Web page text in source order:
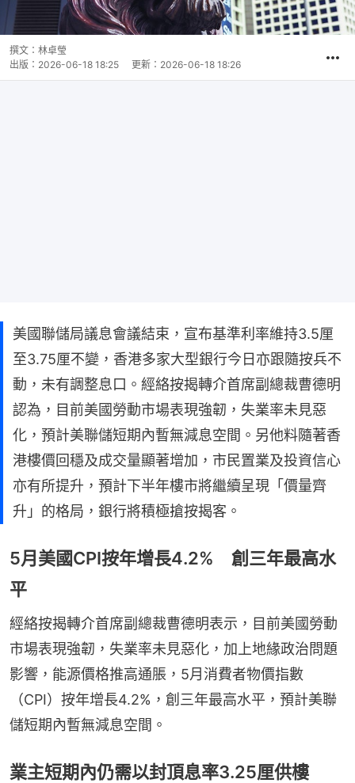
撰文： 林卓瑩
出版： 2026-06-18 18:25 更新： 2026-06-18 18:26
美國聯儲局議息會議結束，宣布基準利率維持3.5厘
至3.75厘不變，香港多家大型銀行今日亦跟隨按兵不
動，未有調整息口。經絡按揭轉介首席副總裁曹德明
認為，目前美國勞動市場表現強韌，失業率未見惡
化，預計美聯儲短期內暫無減息空間。另他料隨著香
港樓價回穩及成交量顯著增加，市民置業及投資信心
亦有所提升，預計下半年樓市將繼續呈現「價量齊
升」的格局，銀行將積極搶按揭客。
5月美國CPI按年增長4.2% 創三年最高水
平
經絡按揭轉介首席副總裁曹德明表示，目前美國勞動
市場表現強韌，失業率未見惡化，加上地緣政治問題
影響，能源價格推高通脹，5月消費者物價指數
（CPI）按年增長4.2%，創三年最高水平，預計美聯
儲短期內暫無減息空間。
業主短期內仍需以封頂息率3.25厘供樓